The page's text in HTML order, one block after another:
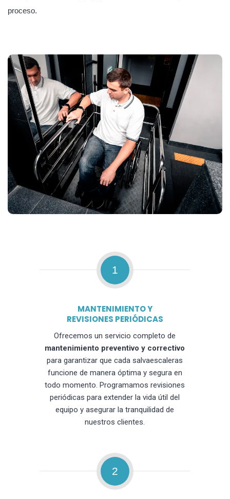
proceso.
1
MANTENIMIENTO Y
REVISIONES PERIÓDICAS
Ofrecemos un servicio completo de
mantenimiento preventivo y correctivo
para garantizar que cada salvaescaleras
funcione de manera óptima y segura en
todo momento. Programamos revisiones
periódicas para extender la vida útil del
equipo y asegurar la tranquilidad de
nuestros clientes.
2